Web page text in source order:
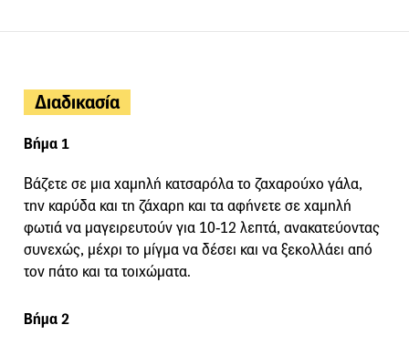
Διαδικασία
Βήμα 1
Βάζετε σε μια χαμηλή κατσαρόλα το ζαχαρούχο γάλα,
την καρύδα και τη ζάχαρη και τα αφήνετε σε χαμηλή
φωτιά να μαγειρευτούν για 10-12 λεπτά, ανακατεύοντας
συνεχώς, μέχρι το μίγμα να δέσει και να ξεκολλάει από
τον πάτο και τα τοιχώματα.
Βήμα 2